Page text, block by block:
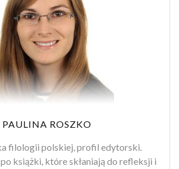
PAULINA ROSZKO
filologii polskiej, profil edytorski.
książki, które skłaniają do refleksji i